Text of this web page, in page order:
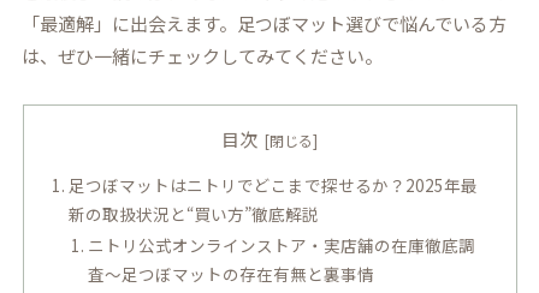
「最適解」に出会えます。足つぼマット選びで悩んでいる方
は、ぜひ一緒にチェックしてみてください。
目次
足つぼマットはニトリでどこまで探せるか？2025年最
新の取扱状況と“買い方”徹底解説
ニトリ公式オンラインストア・実店舗の在庫徹底調
査～足つぼマットの存在有無と裏事情